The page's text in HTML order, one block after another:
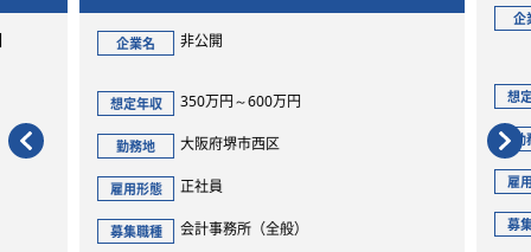
企業名 非公開
想定年収 350万円～600万円
勤務地 大阪府堺市西区
雇用形態 正社員
募集職種 会計事務所（全般）
企
想
勤
雇
募